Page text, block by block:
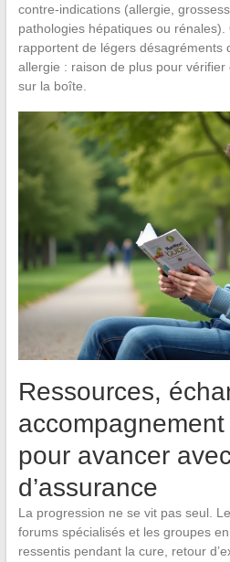
contre-indications (allergie,
pathologies hépatiques ou
rapportent de légers désagréments
allergie : raison de plus pour
sur la boîte.
Ressources,
pour avancer
d’assurance
La progression ne se vit pas seul.
forums spécialisés et les groupes
ressentis pendant la cure, retour